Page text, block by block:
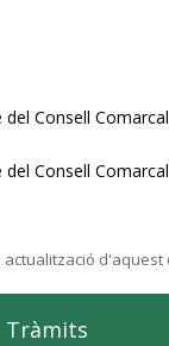
del Consell
del Consell
d'aquest
Tràmits